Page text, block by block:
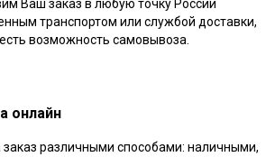
Ваш заказ в любую точку России
транспортом или службой доставки,
возможность самовывоза.
онлайн
заказ различными способами: наличными,